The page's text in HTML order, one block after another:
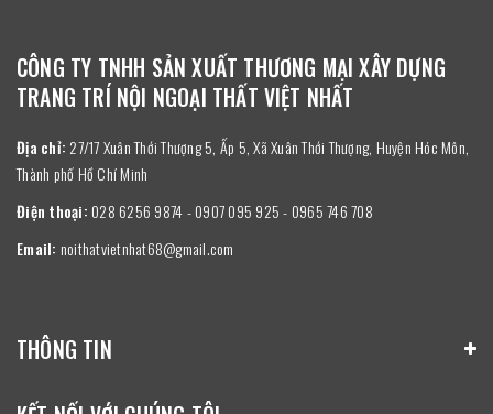
CÔNG TY TNHH SẢN XUẤT THƯƠNG MẠI XÂY DỰNG
TRANG TRÍ NỘI NGOẠI THẤT VIỆT NHẤT
Địa chỉ: 27/17 Xuân Thới Thượng 5, Ấp 5, Xã Xuân Thới Thượng, Huyện Hóc Môn,
Thành phố Hồ Chí Minh
Điện thoại: 028 6256 9874 - 0907 095 925 - 0965 746 708
Email: noithatvietnhat68@gmail.com
THÔNG TIN